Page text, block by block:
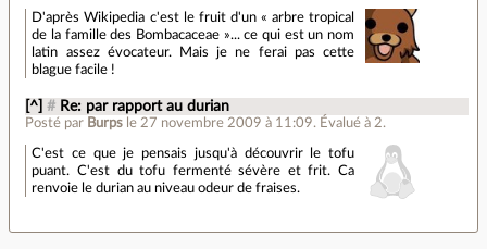
D'après Wikipedia c'est le fruit d'un « arbre tropical
de la famille des Bombacaceae »... ce qui est un nom
latin assez évocateur. Mais je ne ferai pas cette
blague facile !
[^] # Re: par rapport au durian
Posté par Burps le 27 novembre 2009 à 11:09. Évalué à 2.
C'est ce que je pensais jusqu'à découvrir le tofu
puant. C'est du tofu fermenté sévère et frit. Ca
renvoie le durian au niveau odeur de fraises.